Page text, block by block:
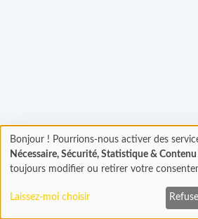
Chargement
En cours...
Bonjour ! Pourrions-nous activer des
Nécessaire, Sécurité, Statistique &
toujours modifier ou retirer votre
Laissez-moi choisir